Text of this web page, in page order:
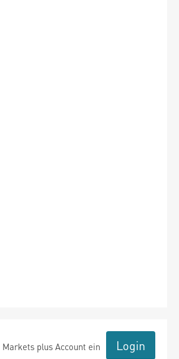
plus Account ein Login